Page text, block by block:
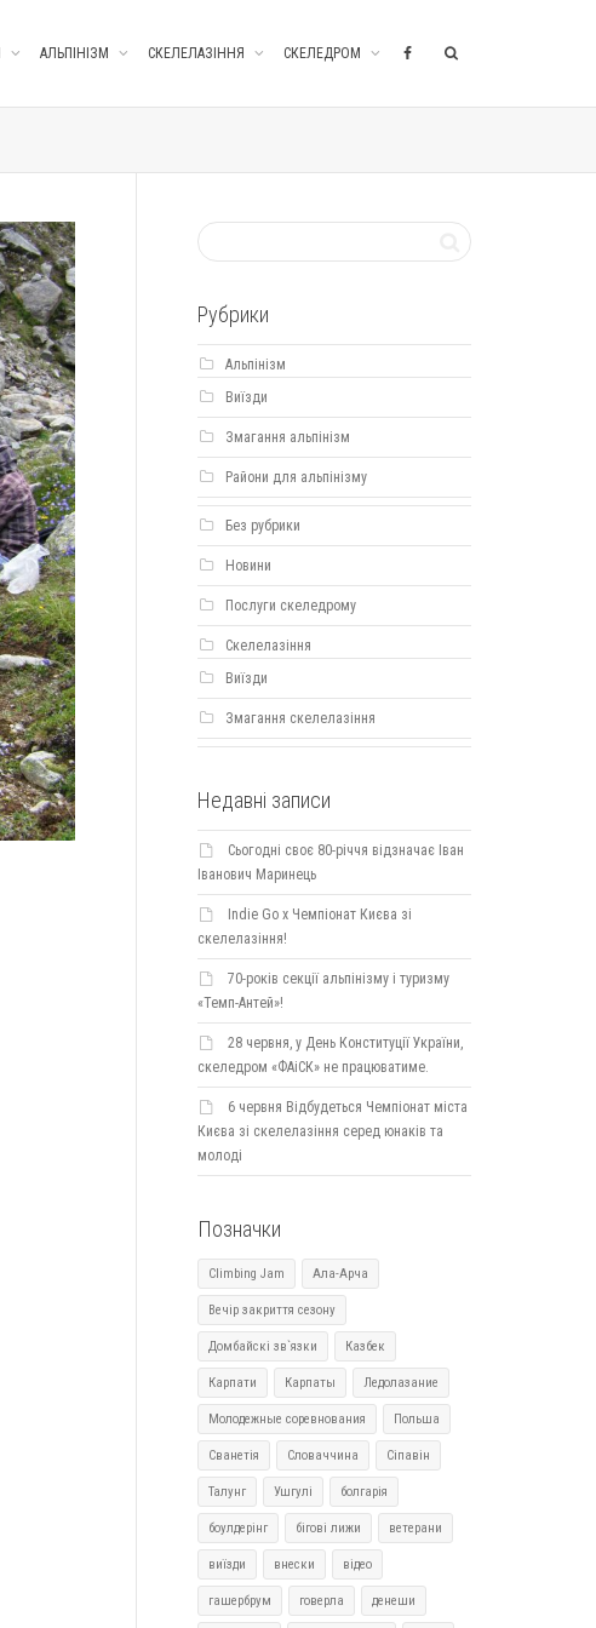
АЛЬПІНІЗМ СКЕЛЕЛАЗІННЯ СКЕЛЕДРОМ
Рубрики
Альпінізм
Виїзди
Змагання альпінізм
Райони для альпінізму
Без рубрики
Новини
Послуги скеледрому
Скелелазіння
Виїзди
Змагання скелелазіння
Недавні записи
Сьогодні своє 80-річчя відзначає Іван
Іванович Маринець
Indie Go х Чемпіонат Києва зі
скелелазіння!
70-років секції альпінізму і туризму
«Темп-Антей»!
28 червня, у День Конституції України,
скеледром «ФАіСК» не працюватиме.
6 червня Відбудеться Чемпіонат міста
Києва зі скелелазіння серед юнаків та
молоді
Позначки
Climbing Jam Ала-Арча
Вечір закриття сезону
Домбайскі зв`язки Казбек
Карпати Карпаты Ледолазание
Молодежные соревнования Польша
Сванетія Словаччина Сіпавін
Талунг Ушгулі болгарія
боулдерінг бігові лижи ветерани
виїзди внески відео
гашербрум говерла денеши